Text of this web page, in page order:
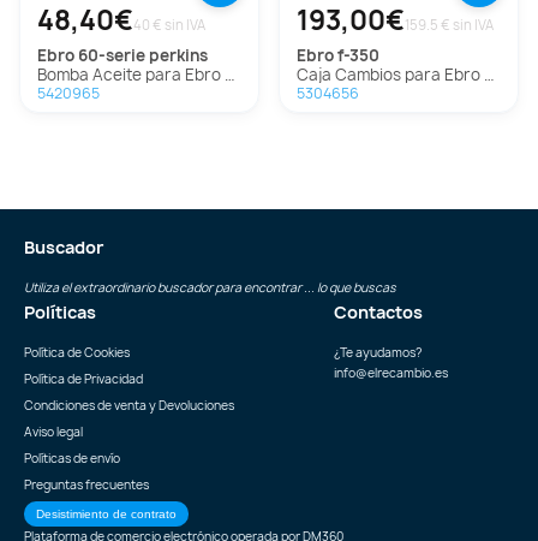
48,40€40 € sin IVA
ebro 60-serie perkins
Bomba Aceite para Ebro 60-Serie Perkins
5420965
193,00€159.5 € sin IVA
ebrof-350
Caja Cambios para Ebro F-350
5304656
Buscador
Utiliza el extraordinario buscador para encontrar ... lo que buscas
Políticas
Política de Cookies
Política de Privacidad
Condiciones de venta y Devoluciones
Aviso legal
Políticas de envío
Preguntas frecuentes
Desistimiento de contrato
Contactos
¿Te ayudamos?
info@elrecambio.es
Plataforma de comercio electrónico operada porDM360